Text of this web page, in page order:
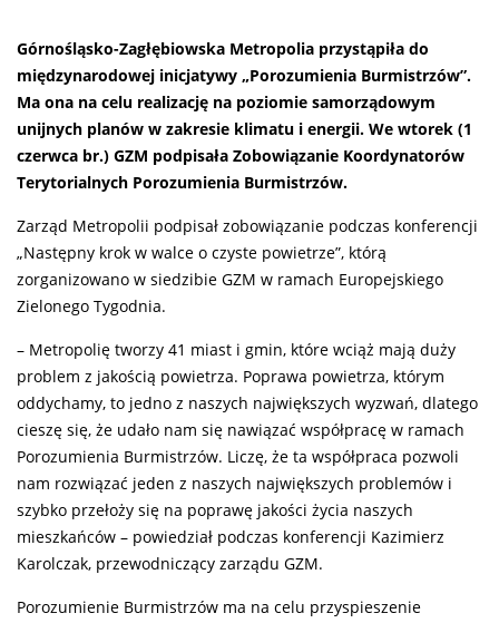
Górnośląsko-Zagłębiowska Metropolia przystąpiła do
międzynarodowej inicjatywy „Porozumienia Burmistrzów”.
Ma ona na celu realizację na poziomie samorządowym
unijnych planów w zakresie klimatu i energii. We wtorek (1
czerwca br.) GZM podpisała Zobowiązanie Koordynatorów
Terytorialnych Porozumienia Burmistrzów.
Zarząd Metropolii podpisał zobowiązanie podczas konferencji
„Następny krok w walce o czyste powietrze”, którą
zorganizowano w siedzibie GZM w ramach Europejskiego
Zielonego Tygodnia.
– Metropolię tworzy 41 miast i gmin, które wciąż mają duży
problem z jakością powietrza. Poprawa powietrza, którym
oddychamy, to jedno z naszych największych wyzwań, dlatego
cieszę się, że udało nam się nawiązać współpracę w ramach
Porozumienia Burmistrzów. Liczę, że ta współpraca pozwoli
nam rozwiązać jeden z naszych największych problemów i
szybko przełoży się na poprawę jakości życia naszych
mieszkańców – powiedział podczas konferencji Kazimierz
Karolczak, przewodniczący zarządu GZM.
Porozumienie Burmistrzów ma na celu przyspieszenie